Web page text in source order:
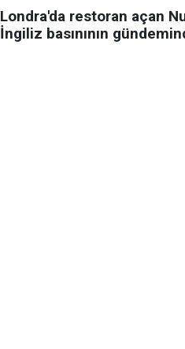
Londra'da restoran açan
İngiliz basınının